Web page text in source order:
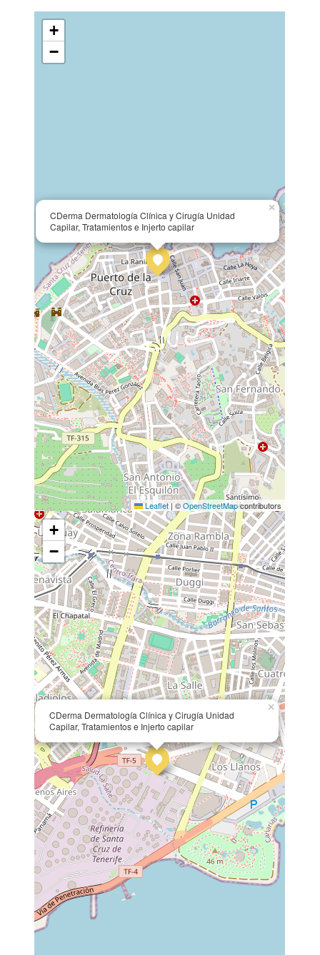
CDerma Dermatología Clínica y Cirugía Unidad
Capilar, Tratamientos e Injerto capilar
×
+
−
Leaflet | ©OpenStreetMapcontributors
CDerma Dermatología Clínica y Cirugía Unidad
Capilar, Tratamientos e Injerto capilar
×
+
−